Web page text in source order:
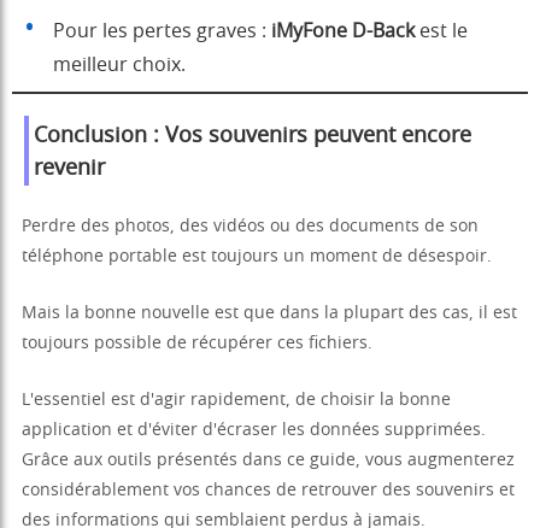
Pour les pertes graves : iMyFone D-Backest le
meilleur choix.
Conclusion : Vos souvenirs peuvent encore
revenir
Perdre des photos, des vidéos ou des documents de son
téléphone portable est toujours un moment de désespoir.
Mais la bonne nouvelle est que dans la plupart des cas, il est
toujours possible de récupérer ces fichiers.
L'essentiel est d'agir rapidement, de choisir la bonne
application et d'éviter d'écraser les données supprimées.
Grâce aux outils présentés dans ce guide, vous augmenterez
considérablement vos chances de retrouver des souvenirs et
des informations qui semblaient perdus à jamais.